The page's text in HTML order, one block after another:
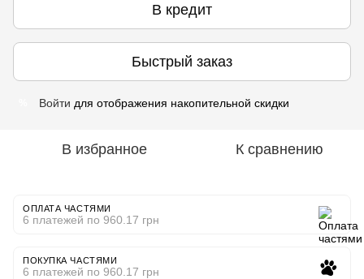
В кредит
Быстрый заказ
Войти для отображения накопительной скидки
В избранное К сравнению
ОПЛАТА ЧАСТЯМИ
6 платежей по 960.17 грн
ПОКУПКА ЧАСТЯМИ
6 платежей по 960.17 грн